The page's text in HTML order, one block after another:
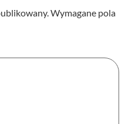
Wymagane pola